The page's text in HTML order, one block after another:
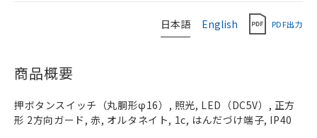
日本語 English PDF出力
商品概要
押ボタンスイッチ（丸胴形φ16）, 照光, LED（DC5V）, 正方
形 2方向ガード, 赤, オルタネイト, 1c, はんだづけ端子, IP40